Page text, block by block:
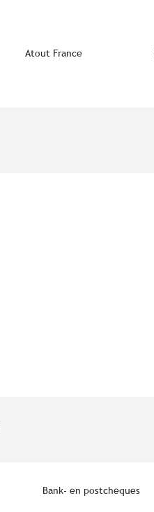
Atout France
Bank- en postcheques